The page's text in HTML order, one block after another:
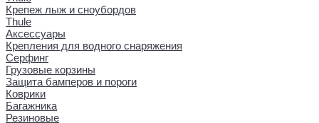
Крепеж лыж и сноубордов
Thule
Аксессуары
Крепления для водного снаряжения
Серфинг
Грузовые корзины
Защита бамперов и пороги
Коврики
Багажника
Резиновые